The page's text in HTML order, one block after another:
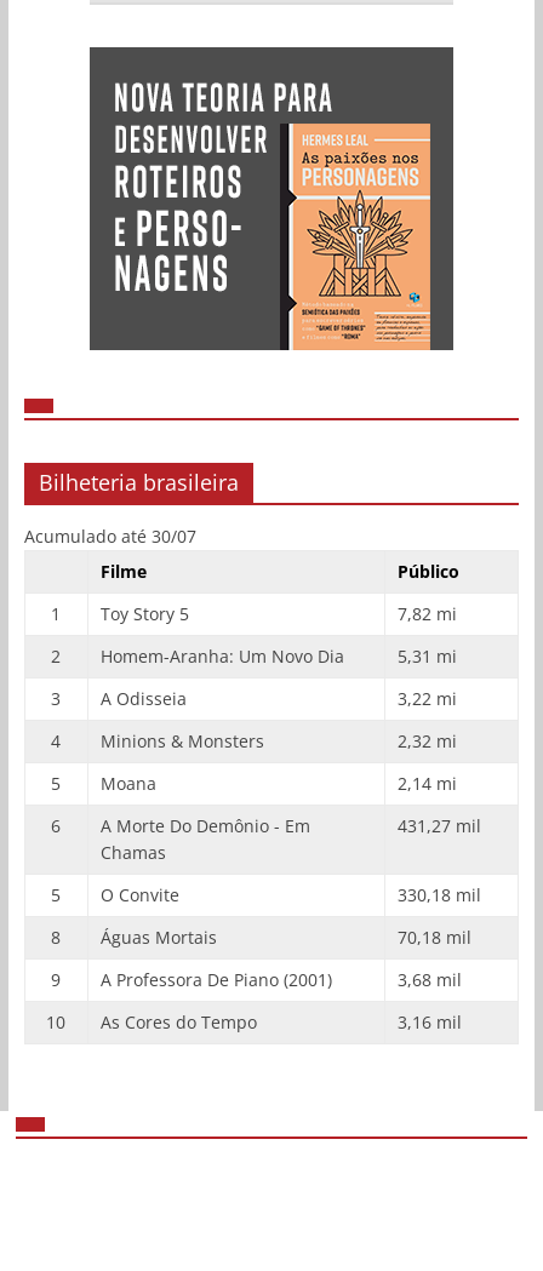
Bilheteria brasileira
Acumulado até 30/07
Filme
Público
1
Toy Story 5
7,82 mi
2
Homem-Aranha: Um Novo Dia
5,31 mi
3
A Odisseia
3,22 mi
4
Minions & Monsters
2,32 mi
5
Moana
2,14 mi
6
A Morte Do Demônio - Em
Chamas
431,27 mil
5 O Convite
330,18 mil
8
Águas Mortais
70,18 mil
9
A Professora De Piano (2001)
3,68 mil
10
As Cores do Tempo 3,16 mil